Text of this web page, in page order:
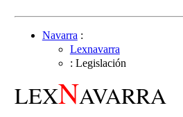
Navarra:
Lexnavarra
: Legislación
LEXNAVARRA